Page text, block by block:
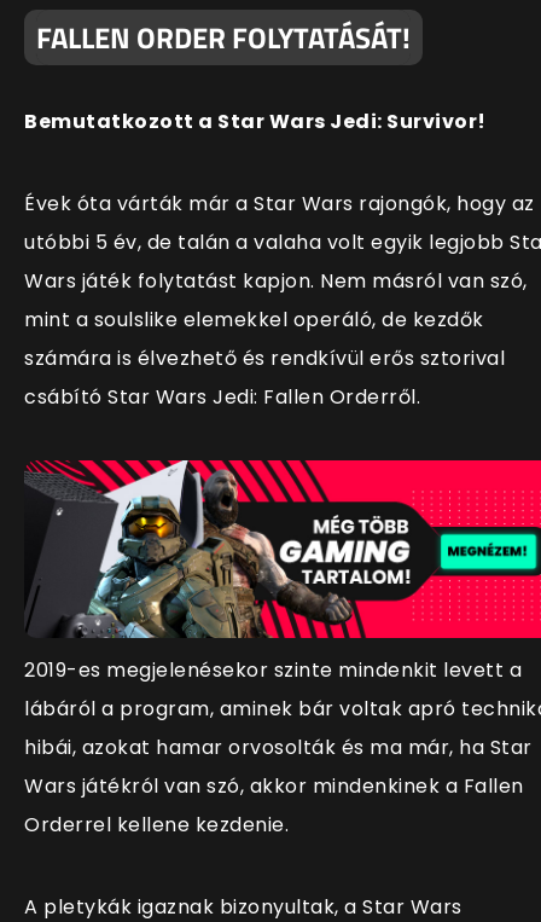
FALLEN ORDER FOLYTATÁSÁT!
Bemutatkozott a Star Wars Jedi: Survivor!
Évek óta várták már a Star Wars rajongók, hogy az
utóbbi 5 év, de talán a valaha volt egyik legjobb
Wars játék folytatást kapjon. Nem másról van szó,
mint a soulslike elemekkel operáló, de kezdők
számára is élvezhető és rendkívül erős sztorival
csábító Star Wars Jedi: Fallen Orderről.
2019-es megjelenésekor szinte mindenkit levett a
lábáról a program, aminek bár voltak apró
hibái, azokat hamar orvosolták és ma már, ha Star
Wars játékról van szó, akkor mindenkinek a Fallen
Orderrel kellene kezdenie.
A pletykák igaznak bizonyultak, a Star Wars